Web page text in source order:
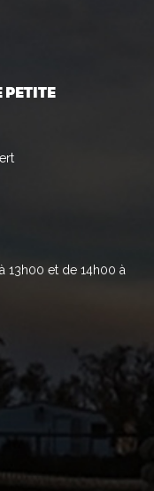
PETITE
13h00 et de 14h00 à